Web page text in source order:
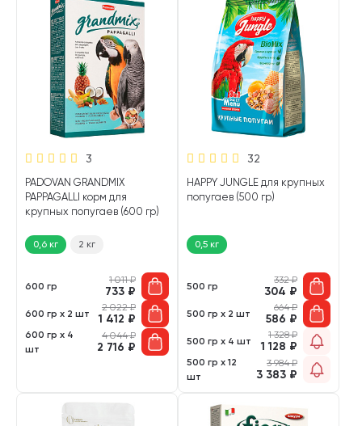
3
PADOVAN GRANDMIX
PAPPAGALLI корм для
крупных попугаев (600 гр)
0,6 кг 2 кг
600 гр
1 011₽
733 ₽
600 гр х 2 шт
2 022₽
1 412 ₽
600 гр х 4
шт
4 044₽
2 716 ₽
32
HAPPY JUNGLE для крупных
попугаев (500 гр)
0,5 кг
500 гр
332₽
304 ₽
500 гр х 2 шт
664₽
586 ₽
500 гр х 4 шт
1 328₽
1 128 ₽
500 гр х 12
шт
3 984₽
3 383 ₽